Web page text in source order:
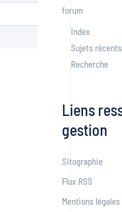
forum
Index
Sujets récents
Recherche
Liens
gestion
Sitographie
Flux RSS
Mentions légales